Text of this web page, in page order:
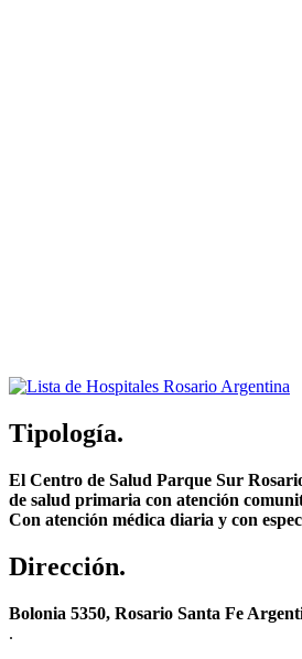
Tipología.
El Centro de Salud Parque Sur
de salud primaria con atención
Con atención médica diaria y con
Dirección.
Bolonia 5350, Rosario Santa Fe
.